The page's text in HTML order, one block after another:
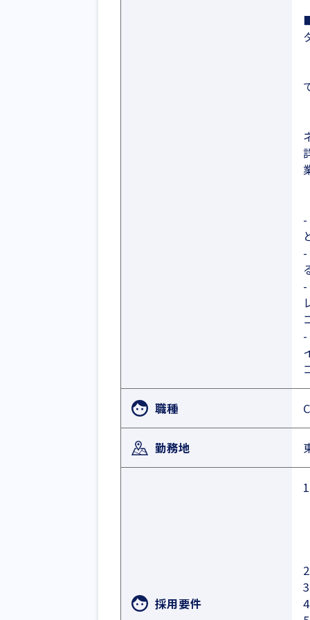
職種
勤務地
採用要件